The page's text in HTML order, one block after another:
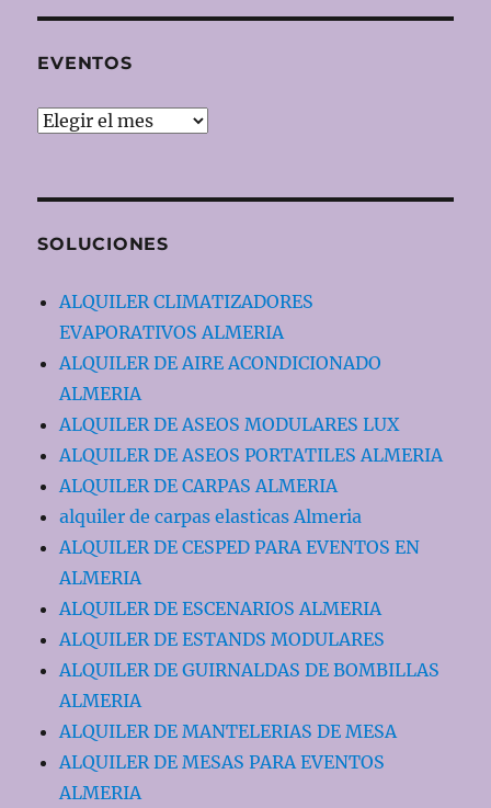
EVENTOS
EVENTOS
SOLUCIONES
ALQUILER CLIMATIZADORES
EVAPORATIVOS ALMERIA
ALQUILER DE AIRE ACONDICIONADO
ALMERIA
ALQUILER DE ASEOS MODULARES LUX
ALQUILER DE ASEOS PORTATILES ALMERIA
ALQUILER DE CARPAS ALMERIA
alquiler de carpas elasticas Almeria
ALQUILER DE CESPED PARA EVENTOS EN
ALMERIA
ALQUILER DE ESCENARIOS ALMERIA
ALQUILER DE ESTANDS MODULARES
ALQUILER DE GUIRNALDAS DE BOMBILLAS
ALMERIA
ALQUILER DE MANTELERIAS DE MESA
ALQUILER DE MESAS PARA EVENTOS
ALMERIA